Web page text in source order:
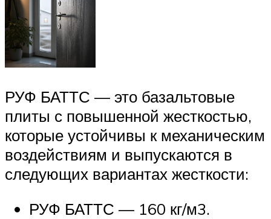
РУФ БАТТС — это базальтовые
плиты с повышенной жесткостью,
которые устойчивы к механическим
воздействиям и выпускаются в
следующих вариантах жесткости:
РУФ БАТТС — 160 кг/м3.